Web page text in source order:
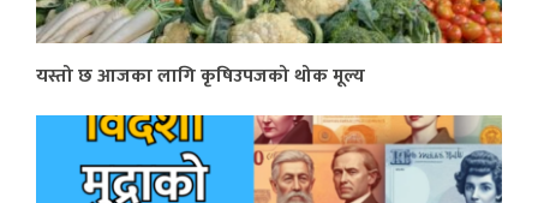
यस्तो छ आजका लागि कृषिउपजको थोक मूल्य